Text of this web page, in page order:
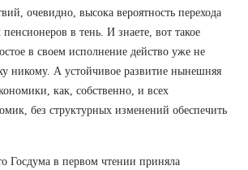
очевидно, высока вероятность перехода
в тень. И знаете, вот такое
в своем исполнение действо уже не
никому. А устойчивое развитие нынешняя
как, собственно, и всех
без структурных изменений обеспечить
Госдума в первом чтении приняла